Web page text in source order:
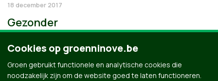
18 december 2017
Gezonder
Cookies op groenninove.be
Groen gebruikt functionele en analytische cookies die
noodzakelijk zijn om de website goed te laten functioneren.